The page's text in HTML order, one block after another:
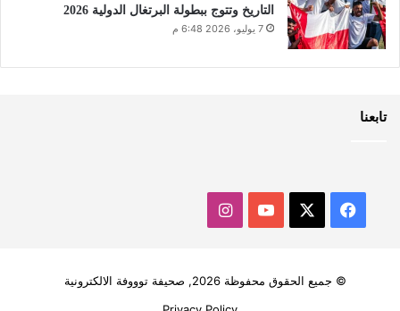
التاريخ وتتوج ببطولة البرتغال الدولية 2026
7 يوليو، 2026 6:48 م
تابعنا
فيسبوك ‫YouTubeانستقرام
© جميع الحقوق محفوظة 2026, صحيفة توووفة الالكترونية